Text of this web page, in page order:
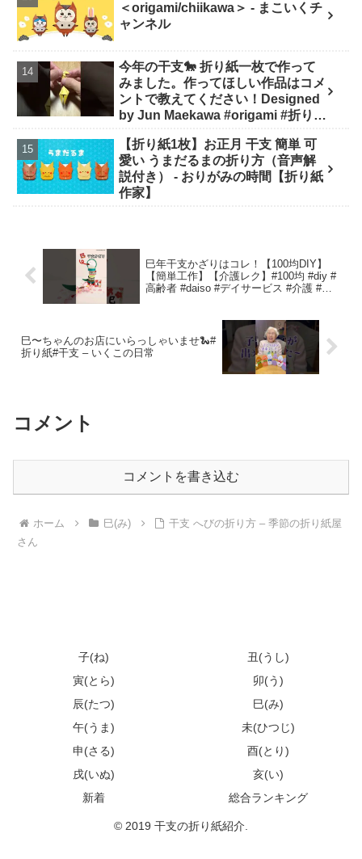
＜origami/chiikawa＞ - まこいくチ
ャンネル
今年の干支🐎 折り紙一枚で作って
みました。作ってほしい作品はコメ
ントで教えてください！Designed
by Jun Maekawa #origami #折り紙
【折り紙1枚】お正月 干支 簡単 可
愛い うまだるまの折り方（音声解
説付き） - おりがみの時間【折り紙
作家】
巳年干支かざりはコレ！【100均DIY】
【簡単工作】【介護レク】#100均 #diy #
高齢者 #daiso #デイサービス #介護 #折
巳〜ちゃんのお店にいらっしゃいませ🐍#
折り紙#干支 – いくこの日常
コメント
コメントを書き込む
ホーム 巳(み)
干支 へびの折り方 – 季節の折り紙屋
さん
子(ね)
丑(うし)
寅(とら)
卯(う)
辰(たつ)
巳(み)
午(うま)
未(ひつじ)
申(さる)
酉(とり)
戌(いぬ)
亥(い)
新着
総合ランキング
© 2019 干支の折り紙紹介.